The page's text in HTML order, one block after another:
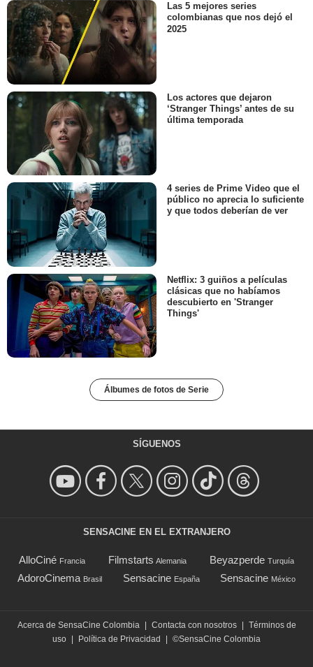
Las 5 mejores series
colombianas que nos dejó el
2025
Los actores que dejaron
‘Stranger Things’ antes de su
última temporada
4 series de Prime Video que el
público no aprecia lo suficiente
y que todos deberían de ver
Netflix: 3 guiños a películas
clásicas que no habíamos
descubierto en 'Stranger
Things'
Álbumes de fotos de Serie
SÍGUENOS
SENSACINE EN EL EXTRANJERO
AlloCiné Francia Filmstarts Alemania Beyazperde Turquía
AdoroCinema Brasil Sensacine España Sensacine México
Acerca de SensaCine Colombia Contacta con nosotros
Términos de
uso
Política de Privacidad ©SensaCine Colombia